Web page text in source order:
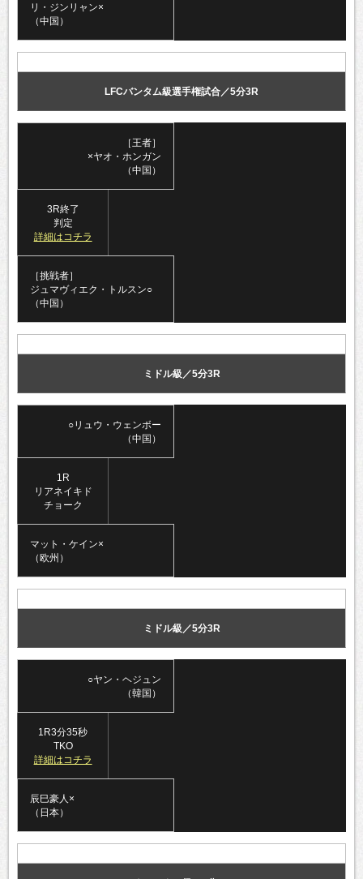
リ・ジンリャン×
（中国）
LFCバンタム級選手権試合／5分3R
［王者］
×ヤオ・ホンガン
（中国）
3R終了
判定
詳細はコチラ
［挑戦者］
ジュマヴィエク・トルスン○
（中国）
ミドル級／5分3R
○リュウ・ウェンボー
（中国）
1R
リアネイキド
チョーク
マット・ケイン×
（欧州）
ミドル級／5分3R
○ヤン・ヘジュン
（韓国）
1R3分35秒
TKO
詳細はコチラ
辰巳豪人×
（日本）